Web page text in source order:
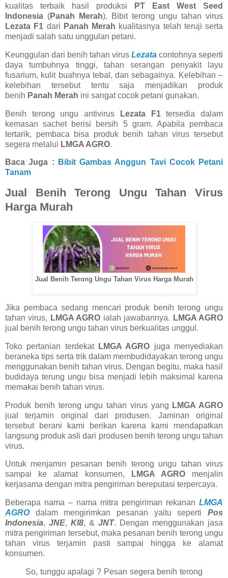
kualitas terbaik hasil produksi
PT East West Seed
Indonesia (Panah Merah). Bibit terong ungu tahan virus
Lezata F1 dari Panah Merah kualitasnya telah teruji serta
menjadi salah satu unggulan petani.
Keunggulan dari benih tahan virus Lezata contohnya seperti
daya tumbuhnya tinggi, tahan serangan penyakit layu
fusarium, kulit buahnya tebal, dan sebagainya. Kelebihan –
kelebihan tersebut tentu saja menjadikan produk
benih Panah Merah ini sangat cocok petani gunakan.
Benih terong ungu antivirus Lezata F1tersedia dalam
kemasan sachet berisi bersih 5 gram. Apabila pembaca
tertarik, pembaca bisa produk benih tahan virus tersebut
segera melalui LMGA AGRO.
Baca Juga :
Bibit Gambas Anggun Tavi Cocok Petani
Tanam
Jual Benih Terong Ungu Tahan Virus
Harga Murah
Jual Benih Terong Ungu Tahan Virus Harga Murah
Jika pembaca sedang mencari produk benih terong ungu
tahan virus, LMGA AGRO ialah jawabannya. LMGA AGRO
jual benih terong ungu tahan virus berkualitas unggul.
Toko pertanian terdekat LMGA AGRO juga menyediakan
beraneka tips serta trik dalam membudidayakan terong ungu
menggunakan benih tahan virus. Dengan begitu, maka hasil
budidaya terung ungu bisa menjadi lebih maksimal karena
memakai benih tahan virus.
Produk benih terong ungu tahan virus yang LMGA AGRO
jual terjamin original dari produsen. Jaminan original
tersebut berani kami berikan karena kami mendapatkan
langsung produk asli dari produsen benih terong ungu tahan
virus.
Untuk menjamin pesanan benih terong ungu tahan virus
sampai ke alamat konsumen,
LMGA AGROmenjalin
kerjasama dengan mitra pengiriman bereputasi terpercaya.
Beberapa nama – nama mitra pengiriman rekanan LMGA
AGROdalam mengirimkan pesanan yaitu seperti Pos
Indonesia, JNE, KI8, & JNT. Dengan menggunakan jasa
mitra pengiriman tersebut, maka pesanan benih terong ungu
tahan virus terjamin pasti sampai hingga ke alamat
konsumen.
So, tunggu apalagi ? Pesan segera benih terong